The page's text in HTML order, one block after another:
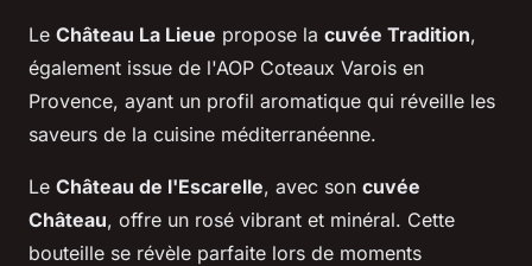
Le Château La Lieue propose la cuvée Tradition,
également issue de l'AOP Coteaux Varois en
Provence, ayant un profil aromatique qui réveille les
saveurs de la cuisine méditerranéenne.
Le Château de l'Escarelle, avec son cuvée
Château, offre un rosé vibrant et minéral. Cette
bouteille se révèle parfaite lors de moments